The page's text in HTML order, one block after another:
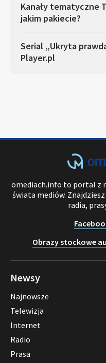
Kanały tematyczne
jakim pakiecie?
Serial „Ukryta
Player.pl
omediach.info to portal z
świata mediów.
radia,
Obrazy stockowe
Newsy
Najnowsze
Telewizja
Internet
Radio
Prasa